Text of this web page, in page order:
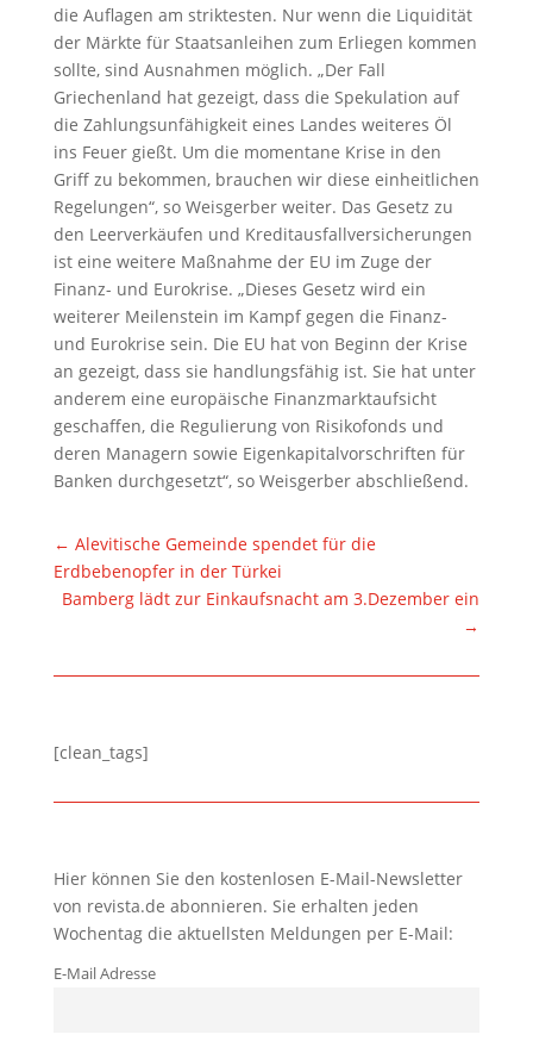
die Auflagen am striktesten. Nur wenn die Liquidität
der Märkte für Staatsanleihen zum Erliegen kommen
sollte, sind Ausnahmen möglich. „Der Fall
Griechenland hat gezeigt, dass die Spekulation auf
die Zahlungsunfähigkeit eines Landes weiteres Öl
ins Feuer gießt. Um die momentane Krise in den
Griff zu bekommen, brauchen wir diese einheitlichen
Regelungen“, so Weisgerber weiter. Das Gesetz zu
den Leerverkäufen und Kreditausfallversicherungen
ist eine weitere Maßnahme der EU im Zuge der
Finanz- und Eurokrise. „Dieses Gesetz wird ein
weiterer Meilenstein im Kampf gegen die Finanz-
und Eurokrise sein. Die EU hat von Beginn der Krise
an gezeigt, dass sie handlungsfähig ist. Sie hat unter
anderem eine europäische Finanzmarktaufsicht
geschaffen, die Regulierung von Risikofonds und
deren Managern sowie Eigenkapitalvorschriften für
Banken durchgesetzt“, so Weisgerber abschließend.
← Alevitische Gemeinde spendet für die
Erdbebenopfer in der Türkei
Bamberg lädt zur Einkaufsnacht am 3.Dezember ein
→
[clean_tags]
Hier können Sie den kostenlosen E-Mail-Newsletter
von revista.de abonnieren. Sie erhalten jeden
Wochentag die aktuellsten Meldungen per E-Mail:
E-Mail Adresse